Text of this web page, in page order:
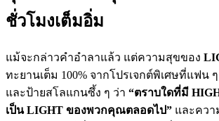
ชั่วโมงเต็มอิ่ม
แม้จะกล่าวคำอำลาแล้ว แต่ความสุขของ
ทะยานเต็ม 100% จากโปรเจกต์พิเศษที่แฟน
และป้ายสโลแกนซึ้ง ๆ ว่า “ตราบใดที่มี
เป็น LIGHT ของพวกคุณตลอดไป” และควา